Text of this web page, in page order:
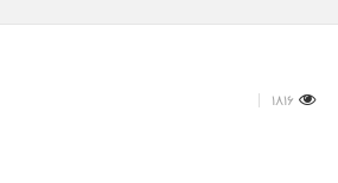
1816